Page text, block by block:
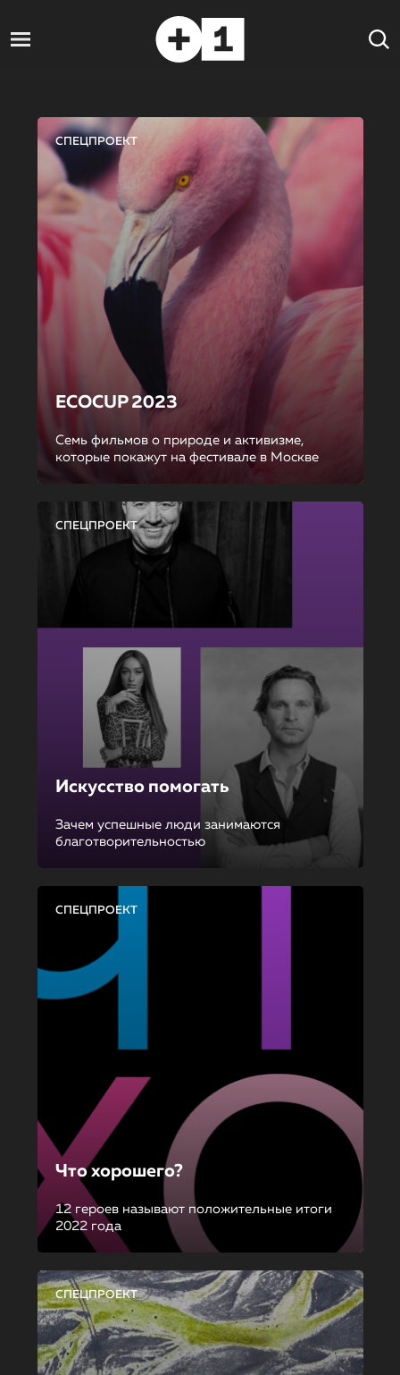
СПЕЦПРОЕКТ
ECOCUP 2023
Семь фильмов о природе и активизме,
которые покажут на фестивале в Москве
СПЕЦПРОЕКТ
Искусство помогать
Зачем успешные люди занимаются
благотворительностью
СПЕЦПРОЕКТ
Что хорошего?
12 героев называют положительные итоги
2022 года
СПЕЦПРОЕКТ